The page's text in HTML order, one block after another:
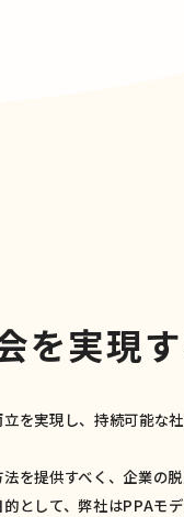
を実現す
を実現し、持続可能な
を提供すべく、企業の
として、弊社はPPAモ